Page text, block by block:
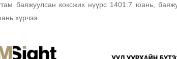
баяжуулсан коксжих нүүрс 1401.7 юань,
хүрчээ.